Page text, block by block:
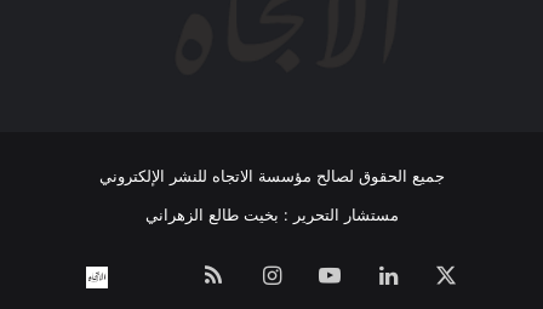
جميع الحقوق لصالح مؤسسة الاتجاه للنشر الإلكتروني
مستشار التحرير : بخيت طالع الزهراني
لينكدإن‫YouTubeانستقرامملخص نبض